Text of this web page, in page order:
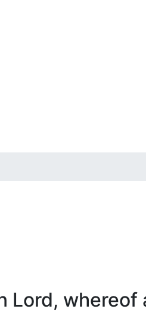
Lord, whereof